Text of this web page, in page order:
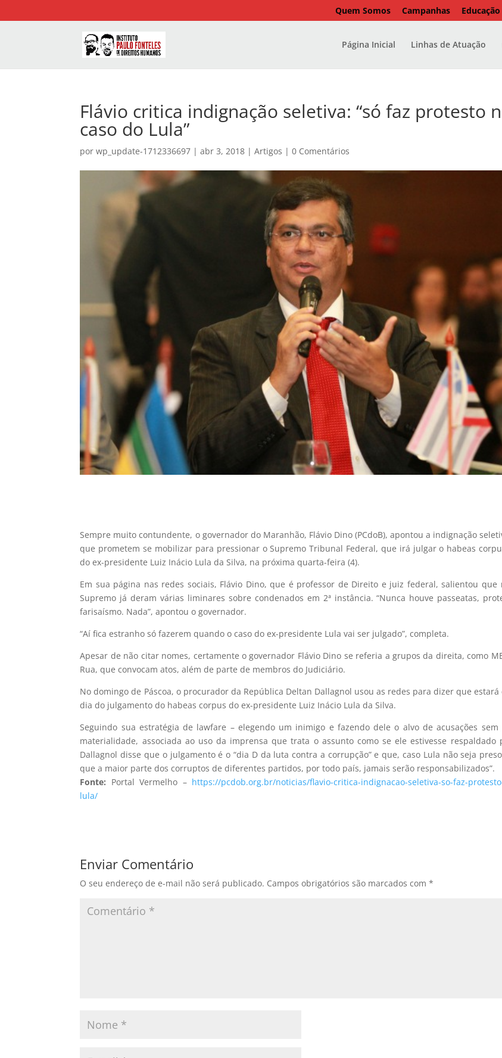
Quem Somos Campanhas
Página Inicial Linhas de Atuação
Flávio critica indignação seletiva: “só faz protesto
caso do Lula”
porwp_update-1712336697 |abr 3, 2018 |Artigos |0 Comentários
Sempre muito contundente, o governador do Maranhão, Flávio Dino (PCdoB), apontou a indignação
que prometem se mobilizar para pressionar o Supremo Tribunal Federal, que irá julgar o habeas
do ex-presidente Luiz Inácio Lula da Silva, na próxima quarta-feira (4).
Em sua página nas redes sociais, Flávio Dino, que é professor de Direito e juiz federal, salientou que
Supremo já deram várias liminares sobre condenados em 2ª instância. “Nunca houve passeatas,
farisaísmo. Nada”, apontou o governador.
“Aí fica estranho só fazerem quando o caso do ex-presidente Lula vai ser julgado”, completa.
Apesar de não citar nomes, certamente o governador Flávio Dino se referia a grupos da direita, como
Rua, que convocam atos, além de parte de membros do Judiciário.
No domingo de Páscoa, o procurador da República Deltan Dallagnol usou as redes para dizer que
dia do julgamento do habeas corpus do ex-presidente Luiz Inácio Lula da Silva.
Seguindo sua estratégia de lawfare – elegendo um inimigo e fazendo dele o alvo de acusações sem
materialidade, associada ao uso da imprensa que trata o assunto como se ele estivesse respaldado
Dallagnol disse que o julgamento é o “dia D da luta contra a corrupção” e que, caso Lula não seja
que a maior parte dos corruptos de diferentes partidos, por todo país, jamais serão responsabilizados”.
Fonte: Portal Vermelho – https://pcdob.org.br/noticias/flavio-critica-indignacao-seletiva-so-faz-
lula/
Enviar Comentário
O seu endereço de e-mail não será publicado. Campos obrigatórios são marcados com*